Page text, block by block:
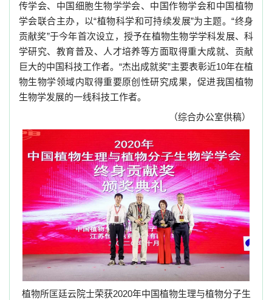
传学会、中国细胞生物学学会、中国作物学会和中国植物
学会联合主办，以“植物科学和可持续发展”为主题。“终身
贡献奖”于今年首次设立，授予在植物生物学学科发展、科
学研究、教育普及、人才培养等方面取得重大成就、贡献
巨大的中国科技工作者。“杰出成就奖”主要表彰近10年在植
物生物学领域内取得重要原创性研究成果，促进我国植物
生物学发展的一线科技工作者。
（综合办公室供稿）
植物所匡廷云院士荣获2020年中国植物生理与植物分子生